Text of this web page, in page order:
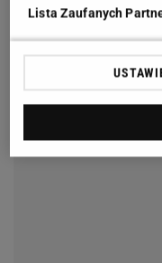
Sukienka ma
dzięki czemu
luzem. Została
jest miękka,
sylwetki.
Lista Zaufanych